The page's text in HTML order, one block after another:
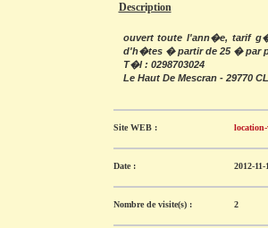
Description
ouvert toute l'ann�e, tarif
d'h�tes � partir de 25 � par
T�l : 0298703024
Le Haut De Mescran - 29770
Site WEB : location-
Date : 2012-11-
Nombre de visite(s) : 2